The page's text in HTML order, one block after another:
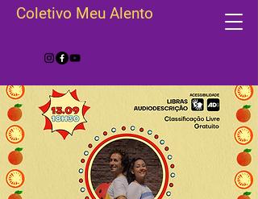
Coletivo Meu Alento